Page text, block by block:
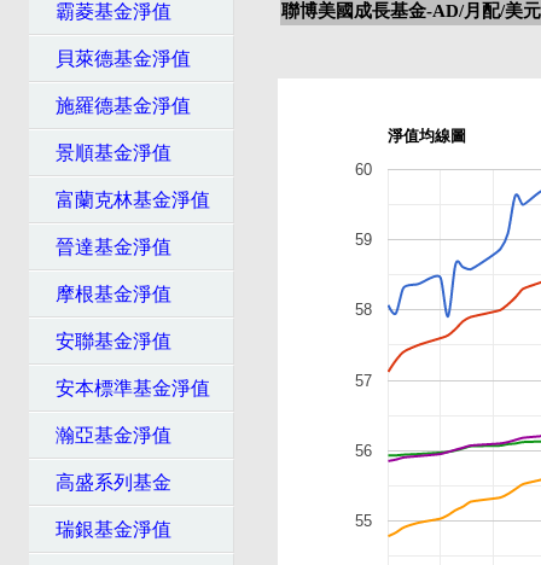
霸菱基金淨值
貝萊德基金淨值
施羅德基金淨值
景順基金淨值
富蘭克林基金淨值
晉達基金淨值
摩根基金淨值
安聯基金淨值
安本標準基金淨值
瀚亞基金淨值
高盛系列基金
瑞銀基金淨值
聯博美國成長基金-AD/月配/美元
淨值均線圖
55
56
57
58
59
60